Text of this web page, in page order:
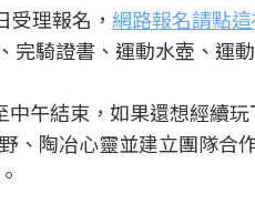
受理報名， 網路報名請點這
完騎證書、運動水壺、運
中午結束，如果還想經續
、陶冶心靈並建立團隊合